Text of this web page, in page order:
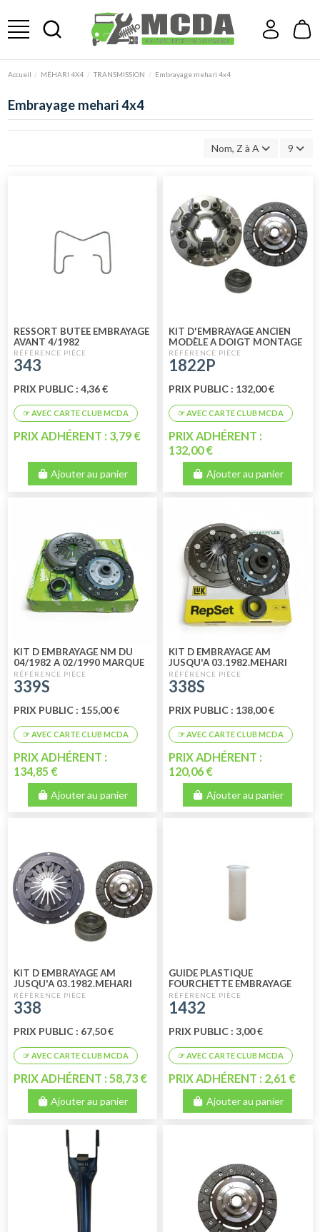
Accueil MÉHARI 4X4 TRANSMISSION Embrayage mehari 4x4
Embrayage mehari 4x4
Nom, Z à A 9
RESSORT BUTEE EMBRAYAGE
AVANT 4/1982
343
PRIX PUBLIC : 4,36 €
PRIX ADHÉRENT : 3,79 €
Ajouter au panier
KIT D'EMBRAYAGE ANCIEN
MODÈLE A DOIGT MONTAGE
JUSQU'AU 04/1982
PERFORMANCE
1822P
PRIX PUBLIC : 132,00 €
PRIX ADHÉRENT :
132,00 €
Ajouter au panier
KIT D EMBRAYAGE NM DU
04/1982 A 02/1990 MARQUE
VALEO
339S
PRIX PUBLIC : 155,00 €
PRIX ADHÉRENT :
134,85 €
Ajouter au panier
KIT D EMBRAYAGE AM
JUSQU'A 03.1982.MEHARI
2CV DYANE MARQUE LUK
HIGH QUALITY PRIX
338S
PRIX PUBLIC : 138,00 €
PRIX ADHÉRENT :
120,06 €
Ajouter au panier
KIT D EMBRAYAGE AM
JUSQU'A 03.1982.MEHARI
2CV DYANE
338
PRIX PUBLIC : 67,50 €
PRIX ADHÉRENT : 58,73 €
Ajouter au panier
GUIDE PLASTIQUE
FOURCHETTE EMBRAYAGE
1432
PRIX PUBLIC : 3,00 €
PRIX ADHÉRENT : 2,61 €
Ajouter au panier